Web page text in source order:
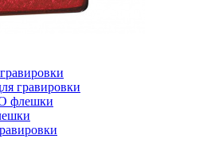
гравировки
флешки